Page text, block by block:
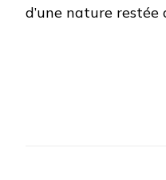
d’une nature